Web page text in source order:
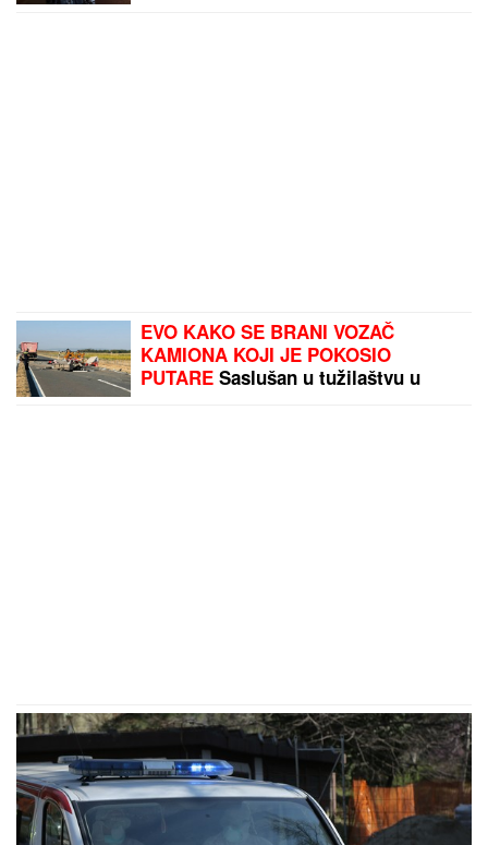
EVO KAKO SE BRANI VOZAČ
KAMIONA KOJI JE POKOSIO
PUTARE Saslušan u tužilaštvu u